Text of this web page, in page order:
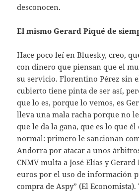
desconocen.
El mismo Gerard Piqué de
Hace poco leí en Bluesky, creo,
con dinero que piensan que el
su servicio. Florentino Pérez sin
cubierto tiene pinta de ser así,
que lo es, porque lo vemos, es
lleva una mala racha porque no
que le da la gana, que es lo que él
normal: primero le sancionan
Andorra por atacar a unos
CNMV multa a José Elías y Gerard
euros por el uso de información
compra de Aspy” (El